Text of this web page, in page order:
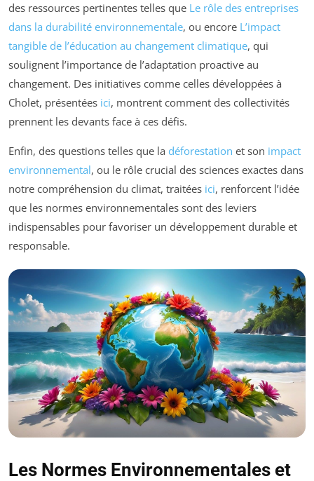
des ressources pertinentes telles que Le rôle des entreprises
dans la durabilité environnementale, ou encore L’impact
tangible de l’éducation au changement climatique, qui
soulignent l’importance de l’adaptation proactive au
changement. Des initiatives comme celles développées à
Cholet, présentées ici, montrent comment des collectivités
prennent les devants face à ces défis.
Enfin, des questions telles que la déforestation et son impact
environnemental, ou le rôle crucial des sciences exactes dans
notre compréhension du climat, traitées ici, renforcent l’idée
que les normes environnementales sont des leviers
indispensables pour favoriser un développement durable et
responsable.
Les Normes Environnementales et